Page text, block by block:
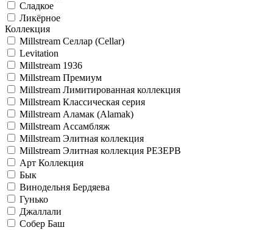
Сладкое
Ликёрное
Коллекция
Millstream Селлар (Cellar)
Levitation
Millstream 1936
Millstream Премиум
Millstream Лимитированная коллекция
Millstream Классическая серия
Millstream Аламак (Alamak)
Millstream Ассамбляж
Millstream Элитная коллекция
Millstream Элитная коллекция РЕЗЕРВ
Арт Коллекция
Бык
Винодельня Бердяева
Гунько
Джаллали
Собер Баш